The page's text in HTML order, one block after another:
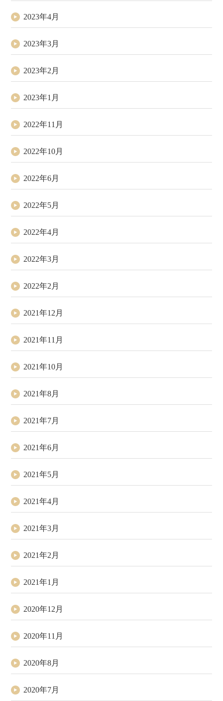
2023年4月
2023年3月
2023年2月
2023年1月
2022年11月
2022年10月
2022年6月
2022年5月
2022年4月
2022年3月
2022年2月
2021年12月
2021年11月
2021年10月
2021年8月
2021年7月
2021年6月
2021年5月
2021年4月
2021年3月
2021年2月
2021年1月
2020年12月
2020年11月
2020年8月
2020年7月